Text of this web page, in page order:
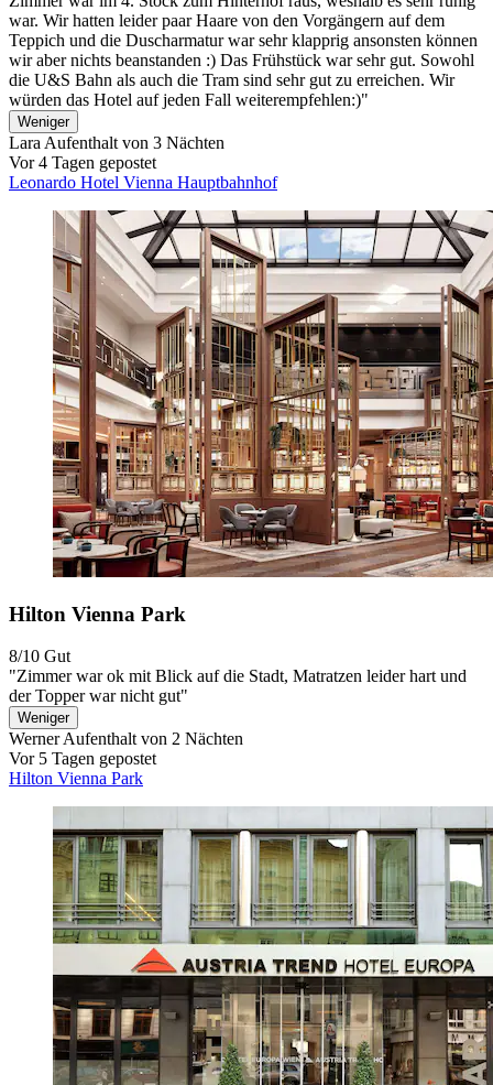
war. Wir hatten leider paar Haare von den Vorgängern auf dem
Teppich und die Duscharmatur war sehr klapprig ansonsten können
wir aber nichts beanstanden :) Das Frühstück war sehr gut. Sowohl
die U&S Bahn als auch die Tram sind sehr gut zu erreichen. Wir
würden das Hotel auf jeden Fall weiterempfehlen:)"
Weniger
Lara Aufenthalt von 3 Nächten
Vor 4 Tagen gepostet
Leonardo Hotel Vienna Hauptbahnhof
Hilton Vienna Park
8/10 Gut
"Zimmer war ok mit Blick auf die Stadt, Matratzen leider hart und
der Topper war nicht gut"
Weniger
WernerAufenthalt von 2 Nächten
Vor 5 Tagen gepostet
Hilton Vienna Park